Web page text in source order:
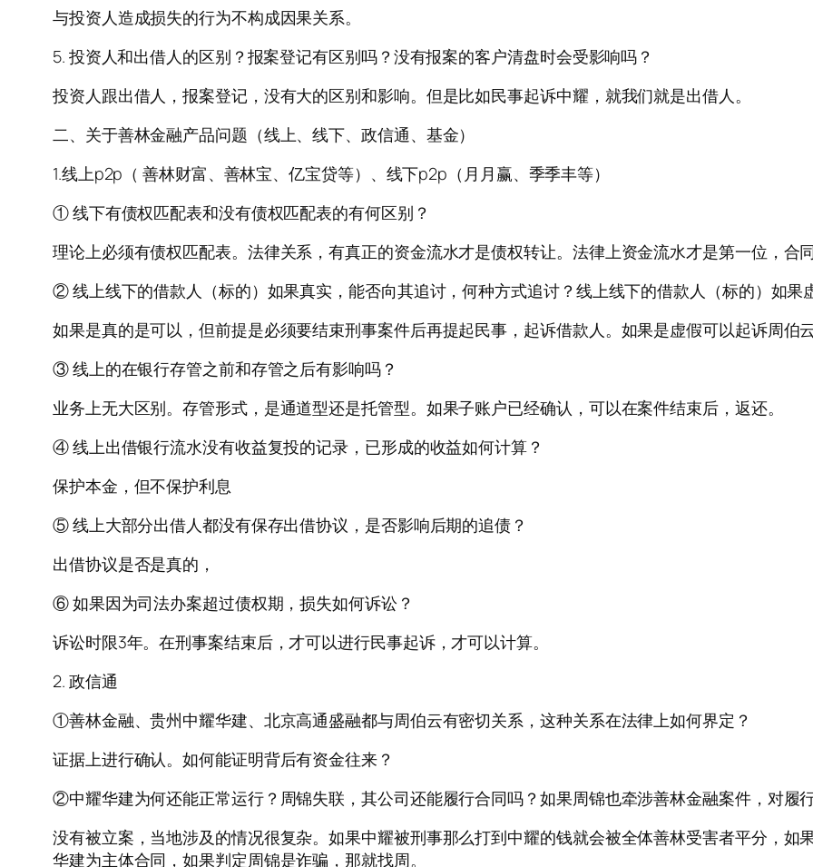
与投资人造成损失的行为不构成因果关系。
5. 投资人和出借人的区别？报案登记有区别吗？没有报案的客户清盘时会受影响吗？
投资人跟出借人，报案登记，没有大的区别和影响。但是比如民事起诉中耀，就我们就是出借人。
二、关于善林金融产品问题（线上、线下、政信通、基金）
1.线上p2p（ 善林财富、善林宝、亿宝贷等）、线下p2p（月月赢、季季丰等）
① 线下有债权匹配表和没有债权匹配表的有何区别？
理论上必须有债权匹配表。法律关系，有真正的资金流水才是债权转让。法律上资金流水才是第一位，合
② 线上线下的借款人（标的）如果真实，能否向其追讨，何种方式追讨？线上线下的借款人（标的）如果
如果是真的是可以，但前提是必须要结束刑事案件后再提起民事，起诉借款人。如果是虚假可以起诉周伯
③ 线上的在银行存管之前和存管之后有影响吗？
业务上无大区别。存管形式，是通道型还是托管型。如果子账户已经确认，可以在案件结束后，返还。
④ 线上出借银行流水没有收益复投的记录，已形成的收益如何计算？
保护本金，但不保护利息
⑤ 线上大部分出借人都没有保存出借协议，是否影响后期的追债？
出借协议是否是真的，
⑥ 如果因为司法办案超过债权期，损失如何诉讼？
诉讼时限3年。在刑事案结束后，才可以进行民事起诉，才可以计算。
2. 政信通
①善林金融、贵州中耀华建、北京高通盛融都与周伯云有密切关系，这种关系在法律上如何界定？
证据上进行确认。如何能证明背后有资金往来？
②中耀华建为何还能正常运行？周锦失联，其公司还能履行合同吗？如果周锦也牵涉善林金融案件，对履
没有被立案，当地涉及的情况很复杂。如果中耀被刑事那么打到中耀的钱就会被全体善林受害者平分，如
华建为主体合同，如果判定周锦是诈骗，那就找周。